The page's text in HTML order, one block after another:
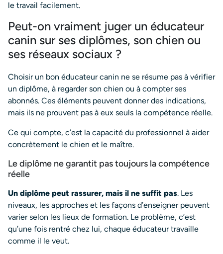
le travail facilement.
Peut-on vraiment juger un éducateur
canin sur ses diplômes, son chien ou
ses réseaux sociaux ?
Choisir un bon éducateur canin ne se résume pas à vérifier
un diplôme, à regarder son chien ou à compter ses
abonnés. Ces éléments peuvent donner des indications,
mais ils ne prouvent pas à eux seuls la compétence réelle.
Ce qui compte, c’est la capacité du professionnel à aider
concrètement le chien et le maître.
Le diplôme ne garantit pas toujours la compétence
réelle
Un diplôme peut rassurer, mais il ne suffit pas. Les
niveaux, les approches et les façons d’enseigner peuvent
varier selon les lieux de formation. Le problème, c’est
qu’une fois rentré chez lui, chaque éducateur travaille
comme il le veut.